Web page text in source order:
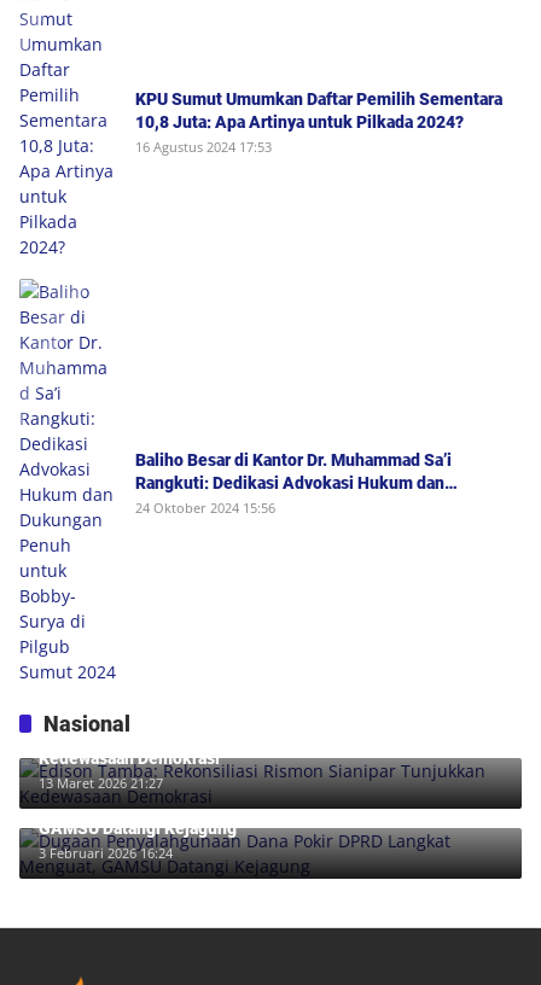
KPU Sumut Umumkan Daftar Pemilih Sementara
10,8 Juta: Apa Artinya untuk Pilkada 2024?
16 Agustus 2024 17:53
Baliho Besar di Kantor Dr. Muhammad Sa’i
Rangkuti: Dedikasi Advokasi Hukum dan
Dukungan Penuh untuk Bobby-Surya di Pilgub
24 Oktober 2024 15:56
Nasional
Edison Tamba: Rekonsiliasi Rismon Sianipar Tunjukkan
Kedewasaan Demokrasi
13 Maret 2026 21:27
Dugaan Penyalahgunaan Dana Pokir DPRD Langkat Menguat,
GAMSU Datangi Kejagung
3 Februari 2026 16:24